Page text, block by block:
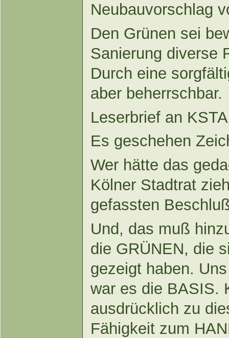
Neubauvorschlag
Den Grünen sei
Sanierung diverse
Durch eine
aber beherrschbar.
Leserbrief an
Es geschehen
Wer hätte das
Kölner Stadtrat
gefassten
Und, das muß
die GRÜNEN, die
gezeigt haben.
war es die BASIS.
ausdrücklich zu
Fähigkeit zum